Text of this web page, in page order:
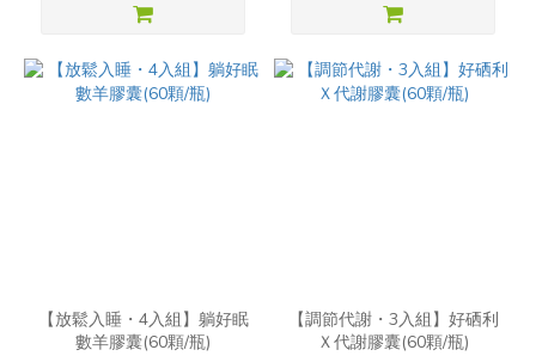
【放鬆入睡・4入組】躺好眠
數羊膠囊(60顆/瓶)
【調節代謝・3入組】好硒利
Ｘ代謝膠囊(60顆/瓶)